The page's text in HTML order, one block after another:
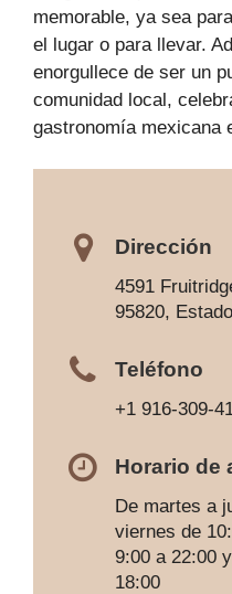
memorable, ya sea
el lugar o para llevar.
enorgullece de ser un
comunidad local,
gastronomía mexicana
Dirección
4591
95820,
Teléfono
+1 916-309-
Horario de
De martes a
viernes de
9:00 a 22:00
18:00